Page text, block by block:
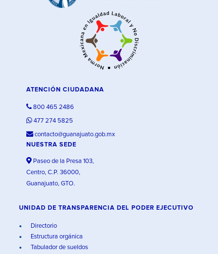
ATENCIÓN CIUDADANA
800 465 2486
477 274 5825
contacto@guanajuato.gob.mx
NUESTRA SEDE
Paseo de la Presa 103,
Centro, C.P. 36000,
Guanajuato, GTO.
UNIDAD DE TRANSPARENCIA DEL PODER EJECUTIVO
Directorio
Estructura orgánica
Tabulador de sueldos